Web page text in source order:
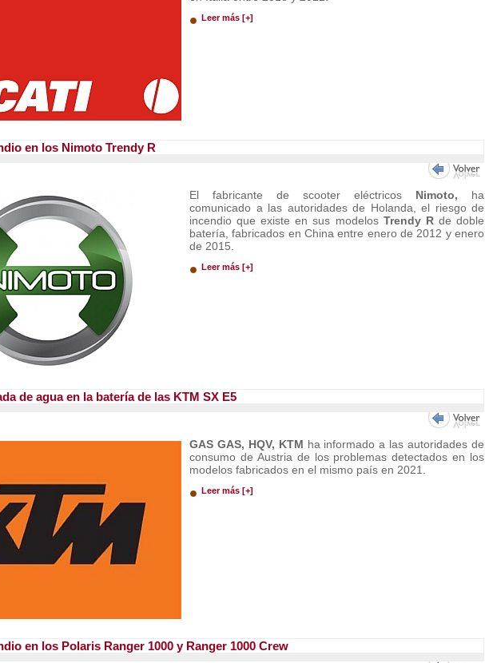
Leer más [+]
en los Nimoto Trendy R
El fabricante de scooter eléctricos Nimoto, ha
comunicado a las autoridades de Holanda, el riesgo de
incendio que existe en sus modelos Trendy Rde doble
batería, fabricados en China entre enero de 2012 y enero
de 2015.
Leer más [+]
de agua en la batería de las KTM SX E5
GAS GAS, HQV, KTM ha informado a las autoridades de
consumo de Austria de los problemas detectados en los
modelos fabricados en el mismo país en 2021.
Leer más [+]
en los Polaris Ranger 1000 y Ranger 1000 Crew